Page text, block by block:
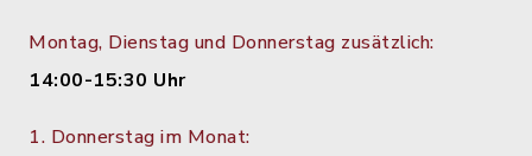
Montag, Dienstag und Donnerstag zusätzlich:
14:00-15:30 Uhr
1. Donnerstag im Monat: